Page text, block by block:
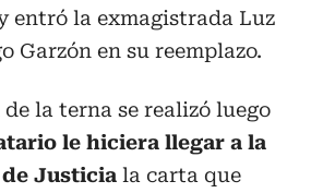
entró la exmagistrada Luz
Garzón en su reemplazo.
la terna se realizó luego
le hiciera llegar a la
Justicia la carta que